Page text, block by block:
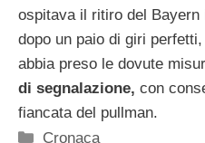
ospitava il ritiro del Bayern
dopo un paio di giri
abbia preso le dovute
di segnalazione, con
fiancata del pullman.
Categorie
Cronaca